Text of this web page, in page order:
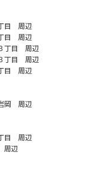
目 周辺
目 周辺
丁目 周辺
丁目 周辺
目 周辺
岡 周辺
目 周辺
周辺